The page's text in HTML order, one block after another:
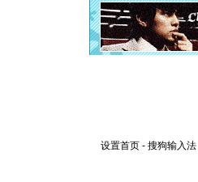
设置首页 - 搜狗输入法